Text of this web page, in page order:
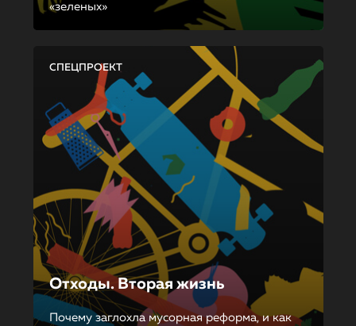
«зеленых»
СПЕЦПРОЕКТ
Отходы. Вторая жизнь
Почему заглохла мусорная реформа, и как